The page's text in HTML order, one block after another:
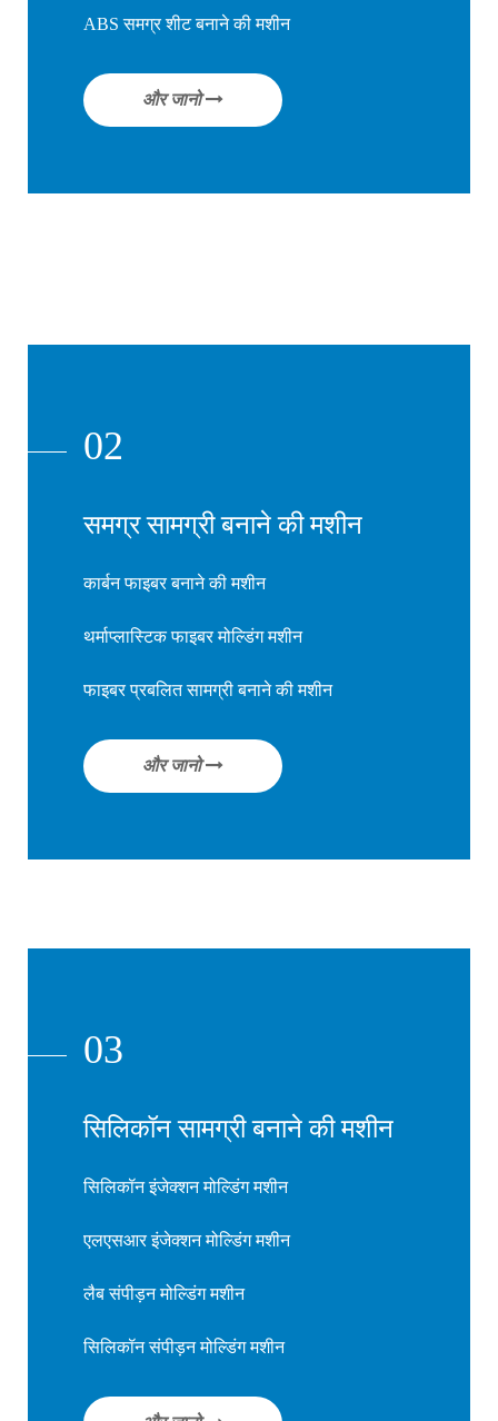
ABS समग्र शीट बनाने की मशीन
और जानो
02
समग्र सामग्री बनाने की मशीन
कार्बन फाइबर बनाने की मशीन
थर्माप्लास्टिक फाइबर मोल्डिंग मशीन
फाइबर प्रबलित सामग्री बनाने की मशीन
और जानो
03
सिलिकॉन सामग्री बनाने की मशीन
सिलिकॉन इंजेक्शन मोल्डिंग मशीन
एलएसआर इंजेक्शन मोल्डिंग मशीन
लैब संपीड़न मोल्डिंग मशीन
सिलिकॉन संपीड़न मोल्डिंग मशीन